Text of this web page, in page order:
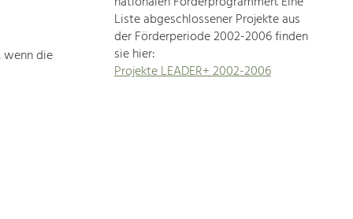
Deshalb
geben
wir
hier
wenn die
Liste abgeschlossener Projekte aus
der Förderperiode 2002-2006 finden
sie hier:
Projekte LEADER+ 2002-2006